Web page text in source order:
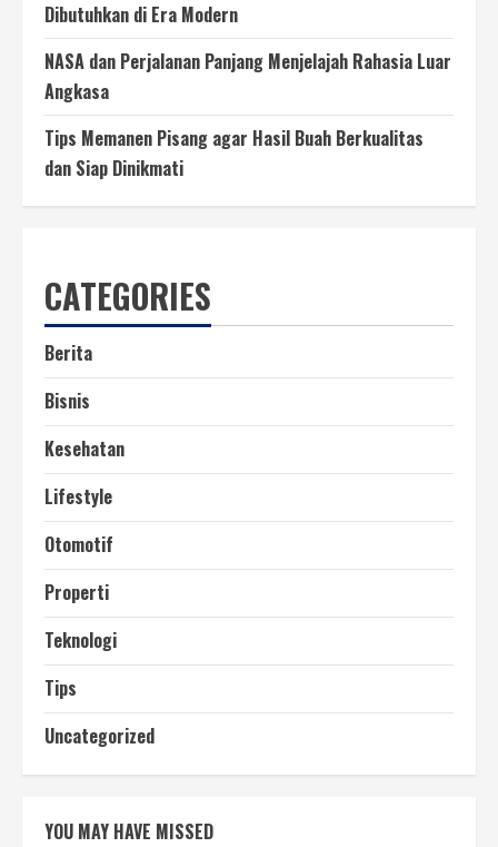
Dibutuhkan di Era Modern
NASA dan Perjalanan Panjang Menjelajah Rahasia Luar
Angkasa
Tips Memanen Pisang agar Hasil Buah Berkualitas
dan Siap Dinikmati
CATEGORIES
Berita
Bisnis
Kesehatan
Lifestyle
Otomotif
Properti
Teknologi
Tips
Uncategorized
YOU MAY HAVE MISSED